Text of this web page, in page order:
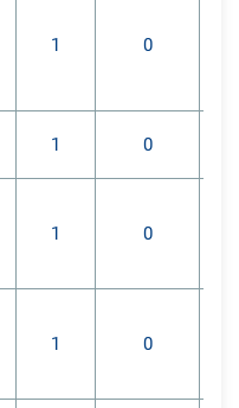
1 0
1 0
1 0
1 0